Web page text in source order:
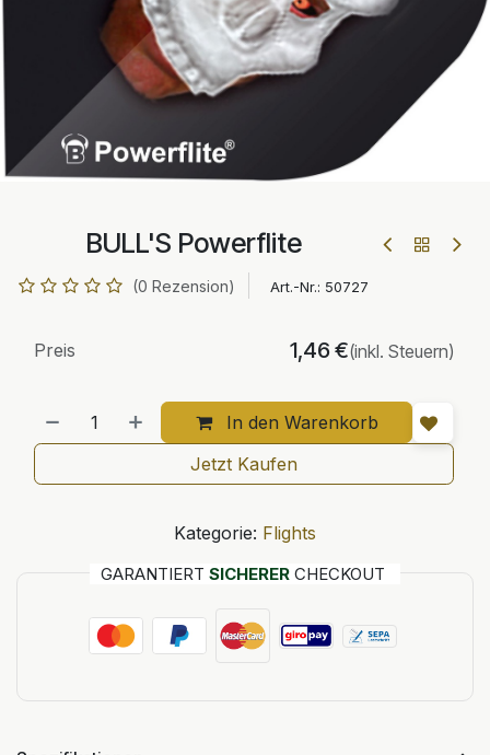
BULL'S Powerflite
(0 Rezension) Art.-Nr.: 50727
In den Warenkorb
Preis 1,46 €(inkl. Steuern)
Jetzt Kaufen
Kategorie: Flights
GARANTIERT SICHERER CHECKOUT